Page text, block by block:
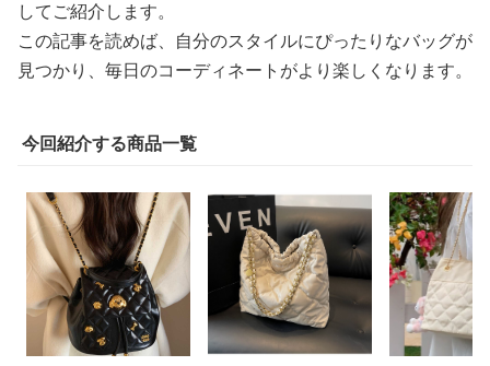
してご紹介します。
この記事を読めば、自分のスタイルにぴったりなバッグが
見つかり、毎日のコーディネートがより楽しくなります。
今回紹介する商品一覧